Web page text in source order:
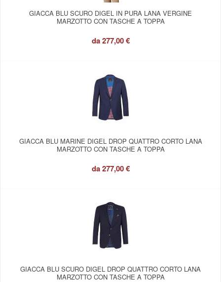
GIACCA BLU SCURO DIGEL IN PURA LANA VERGINE
MARZOTTO CON TASCHE A TOPPA
da277,00 €
GIACCA BLU MARINE DIGEL DROP QUATTRO CORTO LANA
MARZOTTO CON TASCHE A TOPPA
da277,00 €
GIACCA BLU SCURO DIGEL DROP QUATTRO CORTO LANA
MARZOTTO CON TASCHE A TOPPA